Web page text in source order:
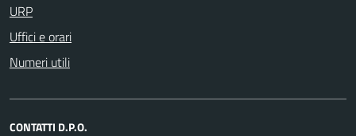
URP
Uffici e orari
Numeri utili
CONTATTI D.P.O.